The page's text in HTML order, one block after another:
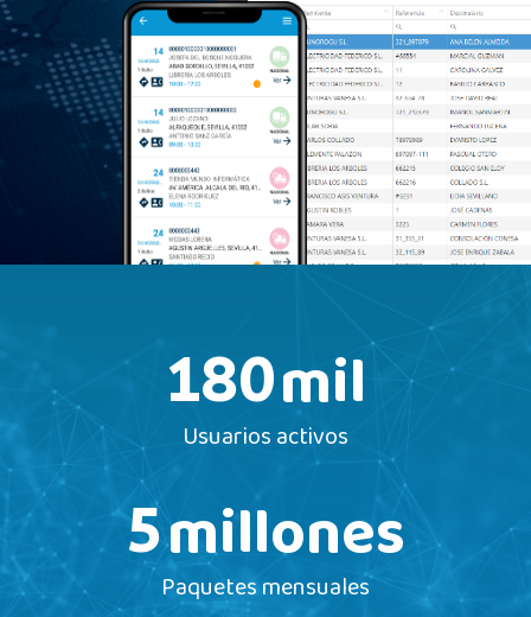
180mil
Usuarios activos
5millones
Paquetes mensuales